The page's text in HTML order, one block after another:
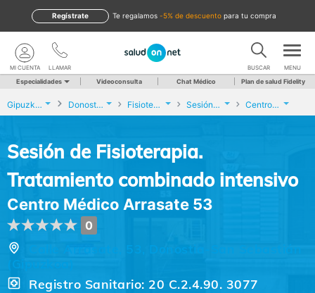
te regalamos -5% de descuento para tu compra
Regístrate
LLAMAR
MI CUENTA BUSCAR MENU
Especialidades Videoconsulta Chat Médico Plan de salud Fidelity
Gipuzkoa Donostia-San Sebastián Fisioterapia Sesión de Fisioterapia. Tratamiento combinado intensivo Centro Médico Arrasate 53
Sesión de Fisioterapia.
Tratamiento combinado intensivo
Centro Médico Arrasate 53
0
Registro Sanitario: 20 C.2.4.90. 3077